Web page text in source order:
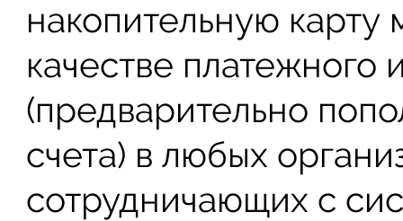
накопительную
качестве платежного
(предварительно
счета) в любых
сотрудничающих с